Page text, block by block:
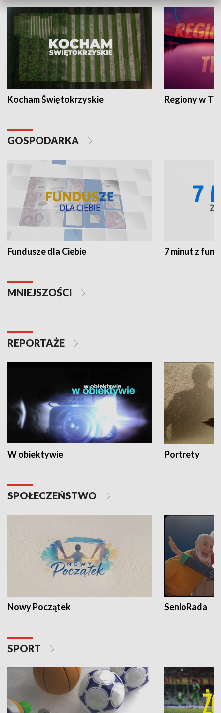
Kocham Świętokrzyskie Regiony w
GOSPODARKA
Fundusze dla Ciebie 7 minut z
MNIEJSZOŚCI
REPORTAŻE
W obiektywie Portrety
SPOŁECZEŃSTWO
Nowy Początek SenioRada
SPORT